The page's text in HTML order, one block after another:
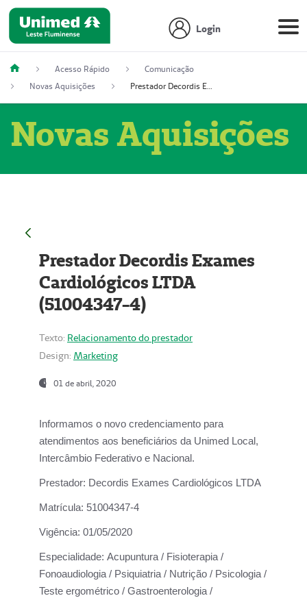
Login
Acesso Rápido
Comunicação
Novas Aquisições
Prestador Decordis Exames Cardiológicos LTDA (51004347-4)
Novas Aquisições
Prestador Decordis Exames
Cardiológicos LTDA
(51004347-4)
Texto: Relacionamento do prestador
Design: Marketing
01 de abril, 2020
Informamos o novo credenciamento para
atendimentos aos beneficiários da Unimed Local,
Intercâmbio Federativo e Nacional.
Prestador: Decordis Exames Cardiológicos LTDA
Matrícula: 51004347-4
Vigência: 01/05/2020
Especialidade: Acupuntura / Fisioterapia /
Fonoaudiologia / Psiquiatria / Nutrição / Psicologia /
Teste ergométrico / Gastroenterologia /